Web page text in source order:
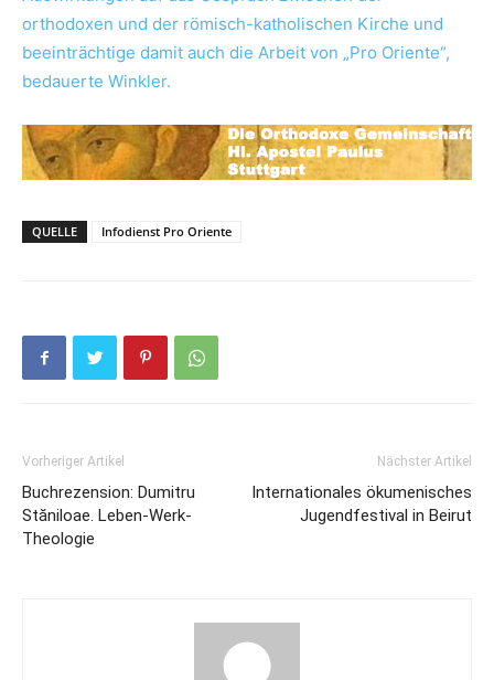
orthodoxen und der römisch-katholischen Kirche und
beeinträchtige damit auch die Arbeit von „Pro Oriente“,
bedauerte Winkler.
QUELLE Infodienst Pro Oriente
Vorheriger Artikel
Buchrezension: Dumitru
Stăniloae. Leben-Werk-
Theologie
Nächster Artikel
Internationales ökumenisches
Jugendfestival in Beirut